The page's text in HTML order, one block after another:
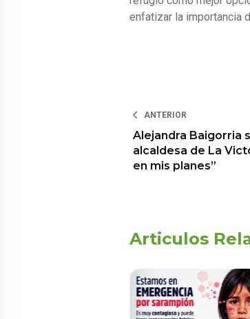
enfatizar la importancia
ANTERIOR
Alejandra Baigorria
alcaldesa de La
en mis planes”
Articulos